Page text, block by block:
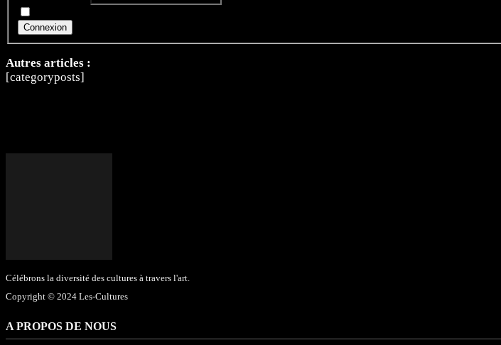
Connexion
Autres articles :
[categoryposts]
Célébrons la diversité des cultures à travers l'art.
Copyright © 2024 Les-Cultures
A PROPOS DE NOUS